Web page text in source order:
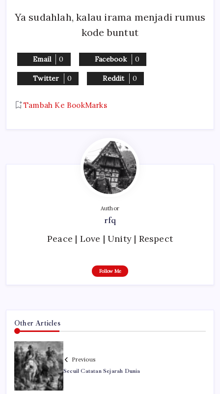
Ya sudahlah, kalau irama menjadi rumus
kode buntut
Email 0 Facebook 0
Twitter 0 Reddit 0
Tambah Ke BookMarks
Author
rfq
Peace | Love | Unity | Respect
Follow Me
Other Articles
Previous
Secuil Catatan Sejarah Dunia